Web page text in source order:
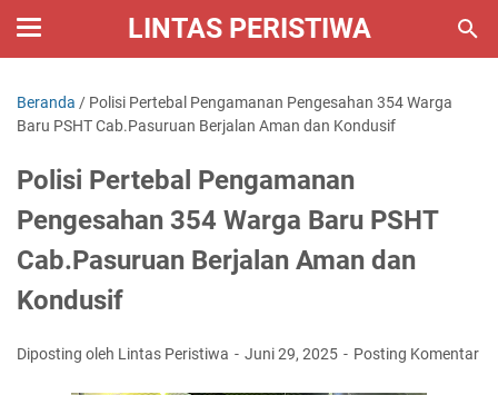
LINTAS PERISTIWA
Beranda / Polisi Pertebal Pengamanan Pengesahan 354 Warga
Baru PSHT Cab.Pasuruan Berjalan Aman dan Kondusif
Polisi Pertebal Pengamanan
Pengesahan 354 Warga Baru PSHT
Cab.Pasuruan Berjalan Aman dan
Kondusif
Diposting oleh Lintas Peristiwa Juni 29, 2025 Posting Komentar